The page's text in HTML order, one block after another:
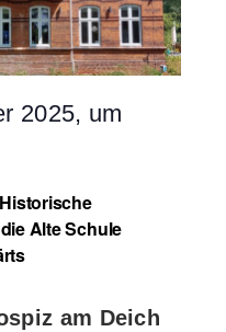
Alte Schule
2025, um
am Deich